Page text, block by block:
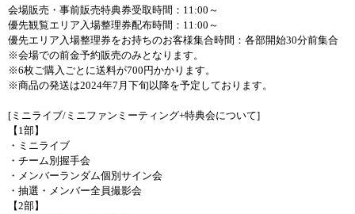
会場販売・事前販売特典券受取時間： 11:00 ～
優先観覧エリア入場整理券配布時間： 11:00 ～
優先エリア入場整理券をお持ちのお客様集合時間：各部開始30分前集合
※会場での前金予約販売のみとなります。
※6枚ご購入ごとに送料が700 円かかります。
※商品の発送は2024年7 月下旬以降を予定しております。
[ ミニライブ/ ミニファンミーティング+特典会について]
【 1部】
・ミニライブ
・チーム別握手会
・メンバーランダム個別サイン会
・抽選・メンバー全員撮影会
【2部】